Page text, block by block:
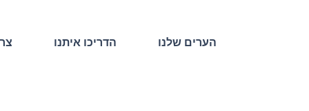
הערים שלנו הדריכו איתנו